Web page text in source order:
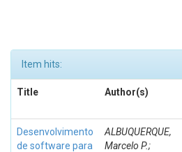
Item hits:
Title Author(s)
Desenvolvimento
de software para
ALBUQUERQUE,
Marcelo P.;